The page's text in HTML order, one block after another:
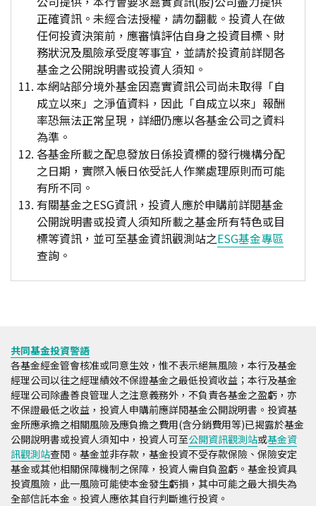
正確資訊。未經合法授權，請勿翻載。投資人在做
任何投資決策前，應審慎評估自身之投資目標、財
務狀況及風險承受度等事宜，並請於投資前詳閱各
基金之公開說明書或投資人須知。
本網站部分境外基金因嘉實資訊公司尚未取得「自
成立以來」之淨值資料，因此「自成立以來」報酬
率恐無法正常呈現，詳細仍應以各基金公司之資料
為準。
各基金所載之配息發放日係投資標的發行機構分配
之日期，實際入帳日依受託人作業處理原則而可能
有所不同。
有關基金之ESG資訊，投資人應於申購前詳閱基金
公開說明書或投資人須知所載之基金所有特色或目
標等資訊，並可至基金資訊觀測站之ESG基金專區
查詢。
共同基金投資警語
各基金經金管會核准或同意生效，惟不表示絕無風險，本行及基金
經理公司以往之經理績效不保證基金之最低投資收益；本行及基金
經理公司除盡善良管理人之注意義務外，不負責各基金之盈虧，亦
不保證最低之收益，投資人申購前應詳閱基金公開說明書。投資基
金所應承擔之相關風險及應負擔之費用(含分銷費用等)已揭露於基金
公開說明書或投資人須知中，投資人可至公開資訊觀測站或基金資
訊觀測站查閱。基金並非存款，基金投資不受存款保險、保險安定
基金或其他相關保障機制之保障，投資人需自負盈虧。基金投資具
投資風險，此一風險可能使本金發生虧損，其中可能之最大損失為
全部信託本金。投資人應依其自行判斷進行投資。